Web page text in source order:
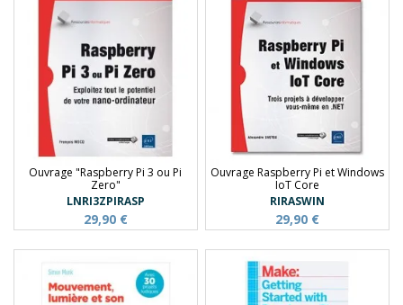
Ouvrage "Raspberry Pi 3 ou Pi
Zero"
LNRI3ZPIRASP
29,90 €
Ouvrage Raspberry Pi et Windows
IoT Core
RIRASWIN
29,90 €